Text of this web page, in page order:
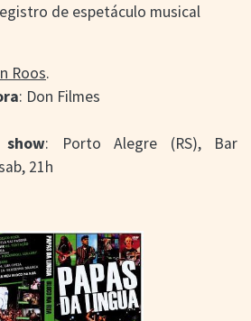
de espetáculo musical
Roos.
: Don Filmes
: Porto Alegre (RS), Bar
21h